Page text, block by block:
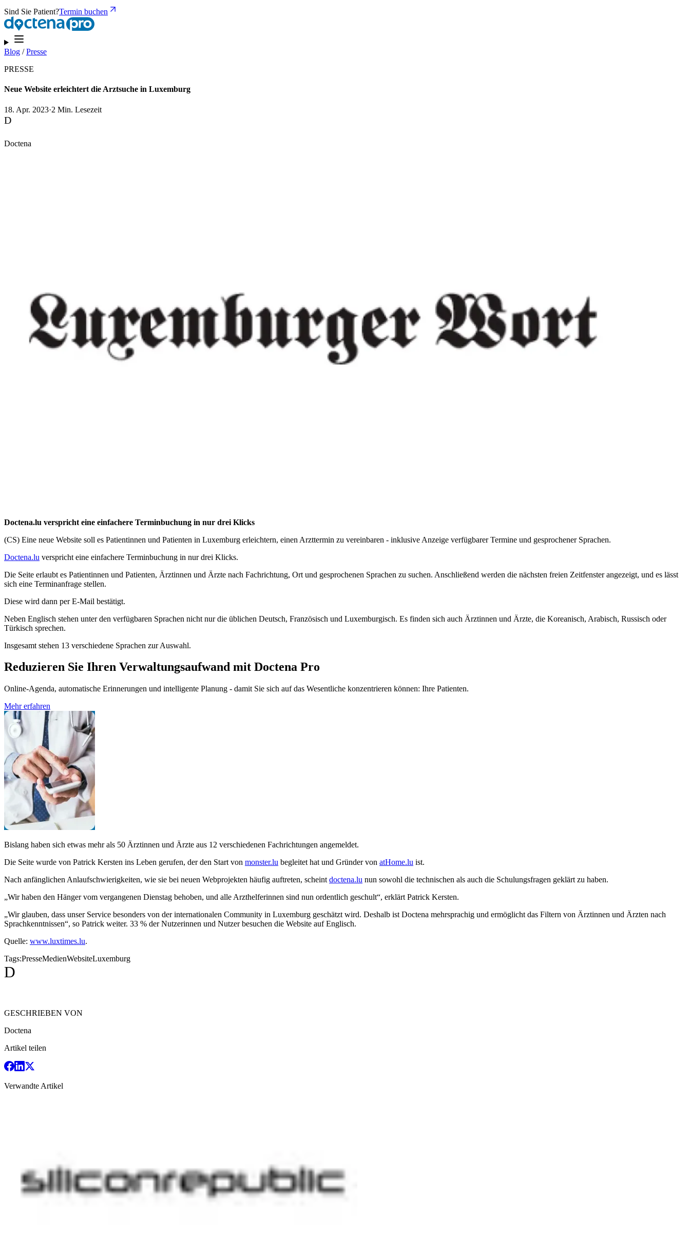
Sind Sie Patient?Termin buchen
Blog /Presse
PRESSE
Neue Website erleichtert die Arztsuche in Luxemburg
18. Apr. 2023·2 Min. Lesezeit
D
Doctena
Doctena.lu verspricht eine einfachere Terminbuchung in nur drei Klicks
(CS) Eine neue Website soll es Patientinnen und Patienten in Luxemburg erleichtern, einen Arzttermin zu vereinbaren - inklusive Anzeige verfügbarer Termine und gesprochener Sprachen.
Doctena.lu verspricht eine einfachere Terminbuchung in nur drei Klicks.
Die Seite erlaubt es Patientinnen und Patienten, Ärztinnen und Ärzte nach Fachrichtung, Ort und gesprochenen Sprachen zu suchen. Anschließend werden die nächsten freien Zeitfenster angezeigt, und es lässt
sich eine Terminanfrage stellen.
Diese wird dann per E-Mail bestätigt.
Neben Englisch stehen unter den verfügbaren Sprachen nicht nur die üblichen Deutsch, Französisch und Luxemburgisch. Es finden sich auch Ärztinnen und Ärzte, die Koreanisch, Arabisch, Russisch oder
Türkisch sprechen.
Insgesamt stehen 13 verschiedene Sprachen zur Auswahl.
Reduzieren Sie Ihren Verwaltungsaufwand mit Doctena Pro
Online-Agenda, automatische Erinnerungen und intelligente Planung - damit Sie sich auf das Wesentliche konzentrieren können: Ihre Patienten.
Mehr erfahren
Bislang haben sich etwas mehr als 50 Ärztinnen und Ärzte aus 12 verschiedenen Fachrichtungen angemeldet.
Die Seite wurde von Patrick Kersten ins Leben gerufen, der den Start von monster.lu begleitet hat und Gründer von atHome.lu ist.
Nach anfänglichen Anlaufschwierigkeiten, wie sie bei neuen Webprojekten häufig auftreten, scheint doctena.lu nun sowohl die technischen als auch die Schulungsfragen geklärt zu haben.
„Wir haben den Hänger vom vergangenen Dienstag behoben, und alle Arzthelferinnen sind nun ordentlich geschult“, erklärt Patrick Kersten.
„Wir glauben, dass unser Service besonders von der internationalen Community in Luxemburg geschätzt wird. Deshalb ist Doctena mehrsprachig und ermöglicht das Filtern von Ärztinnen und Ärzten nach
Sprachkenntnissen“, so Patrick weiter. 33 % der Nutzerinnen und Nutzer besuchen die Website auf Englisch.
Quelle: www.luxtimes.lu.
Tags:PresseMedienWebsiteLuxemburg
D
GESCHRIEBEN VON
Doctena
Artikel teilen
Verwandte Artikel